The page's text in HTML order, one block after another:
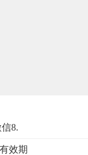
8.
效期